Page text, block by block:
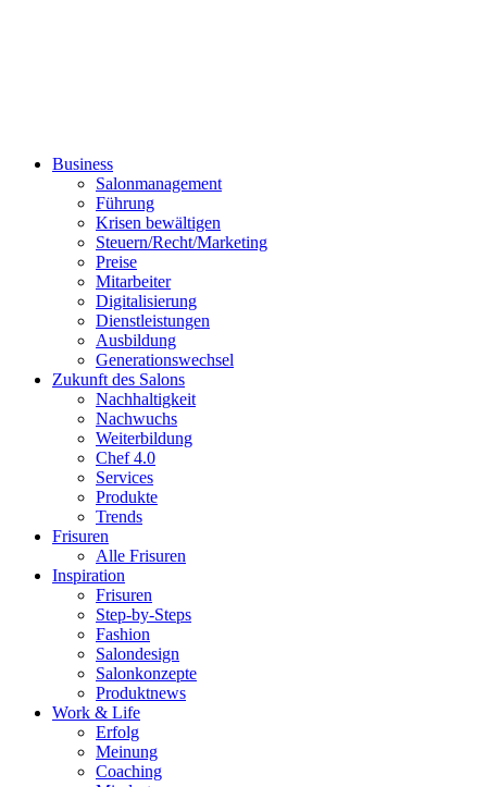
Business
Salonmanagement
Führung
Krisen bewältigen
Steuern/Recht/Marketing
Preise
Mitarbeiter
Digitalisierung
Dienstleistungen
Ausbildung
Generationswechsel
Zukunft des Salons
Nachhaltigkeit
Nachwuchs
Weiterbildung
Chef 4.0
Services
Produkte
Trends
Frisuren
Alle Frisuren
Inspiration
Frisuren
Step-by-Steps
Fashion
Salondesign
Salonkonzepte
Produktnews
Work & Life
Erfolg
Meinung
Coaching